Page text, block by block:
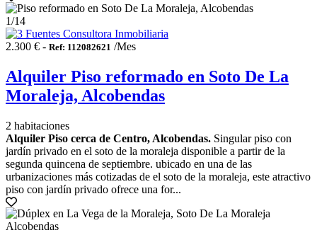
1/14
2.300 € - Ref: 112082621 /Mes
Alquiler Piso reformado en Soto De La
Moraleja, Alcobendas
2 habitaciones
Alquiler Piso cerca de Centro, Alcobendas. Singular piso con
jardín privado en el soto de la moraleja disponible a partir de la
segunda quincena de septiembre. ubicado en una de las
urbanizaciones más cotizadas de el soto de la moraleja, este atractivo
piso con jardín privado ofrece una for...